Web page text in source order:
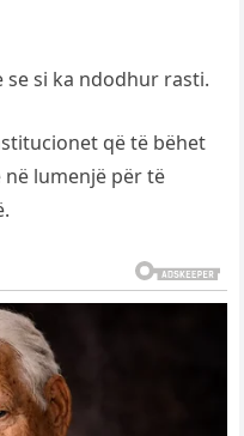
se si ka ndodhur rasti.
që të bëhet
lumenjë për të